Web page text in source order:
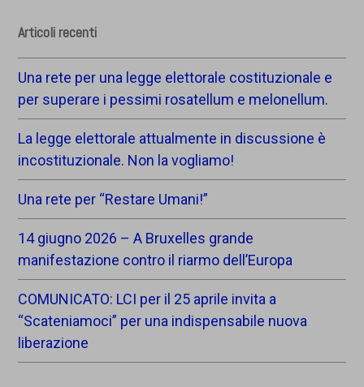
Articoli recenti
Una rete per una legge elettorale costituzionale e
per superare i pessimi rosatellum e melonellum.
La legge elettorale attualmente in discussione è
incostituzionale. Non la vogliamo!
Una rete per “Restare Umani!”
14 giugno 2026 – A Bruxelles grande
manifestazione contro il riarmo dell’Europa
COMUNICATO: LCI per il 25 aprile invita a
“Scateniamoci” per una indispensabile nuova
liberazione